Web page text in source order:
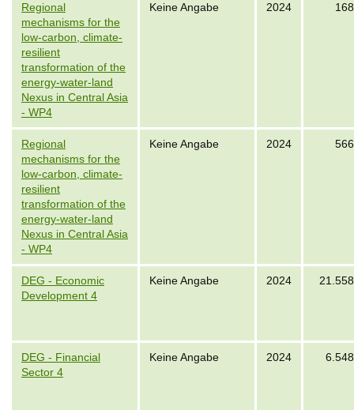
Regional
mechanisms for the
low-carbon, climate-
resilient
transformation of the
energy-water-land
Nexus in Central Asia
- WP4
Keine Angabe 2024
Regional
mechanisms for the
low-carbon, climate-
resilient
transformation of the
energy-water-land
Nexus in Central Asia
- WP4
Keine Angabe 2024
DEG - Economic
Development 4
Keine Angabe 2024
DEG - Financial
Sector 4
Keine Angabe 2024